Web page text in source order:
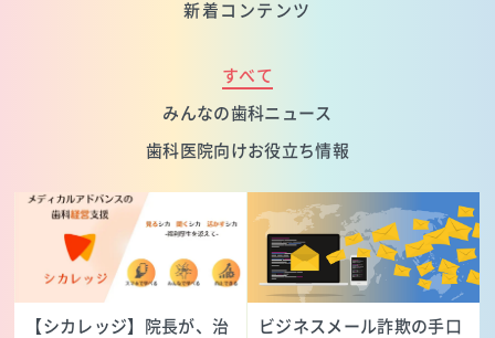
新着コンテンツ
すべて
みんなの歯科ニュース
歯科医院向けお役立ち情報
【シカレッジ】院長が、治
ビジネスメール詐欺の手口